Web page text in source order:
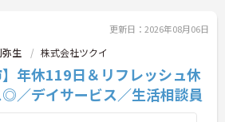
更新日：2026年08月06日
弥生 株式会社ツクイ
】年休119日＆リフレッシュ休
／デイサービス／生活相談員